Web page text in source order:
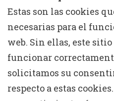
Estas son las cookies
necesarias para el
web. Sin ellas, este
funcionar
solicitamos su
respecto a estas